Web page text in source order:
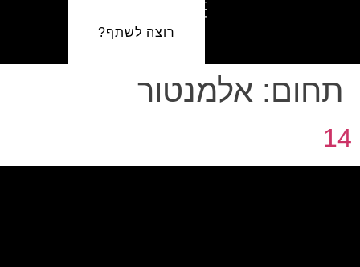
רוצה לשתף?
תחום: אלמנטור
14